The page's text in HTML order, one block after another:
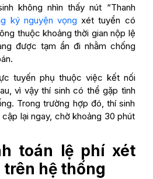
không nhìn thấy nút “Thanh
ký nguyện vọng xét tuyển có
thuộc khoảng thời gian nộp lệ
được tạm ẩn đi nhằm chống
tuyến phụ thuộc việc kết nối
vì vậy thí sinh có thể gặp tình
Trong trường hợp đó, thí sinh
lại ngay, chờ khoảng 30 phút
toán lệ phí xét
hệ thống